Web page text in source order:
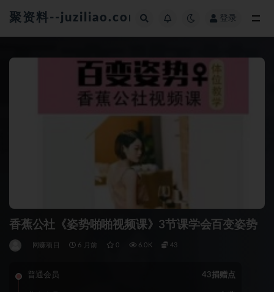
聚资料--juziliao.com--全网资料整合平台
登录
香蕉公社《姿势啪啪视频课》3节课学会百变姿势
网赚项目 6 月前 0 6.0K 43
普通会员 43捐赠点